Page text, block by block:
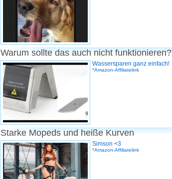
Warum sollte das auch nicht funktionieren?
Wassersparen ganz einfach!
*Amazon-Affiliatelink
Starke Mopeds und heiße Kurven
Simson <3
*Amazon-Affiliatelink